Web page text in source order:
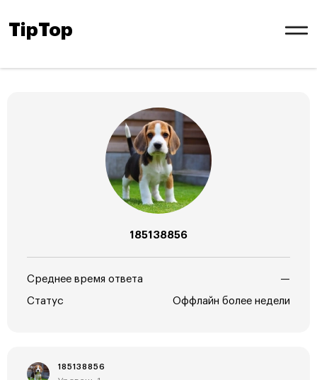
TipTop
185138856
Среднее время ответа —
Статус Оффлайн более недели
185138856